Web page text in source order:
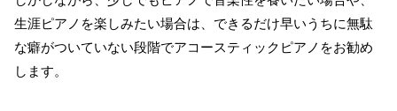
生涯ピアノを楽しみたい場合は、できるだけ早いうちに無駄
な癖がついていない段階でアコースティックピアノをお勧め
します。